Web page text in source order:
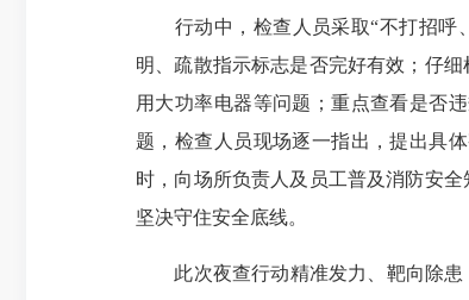
行动中，检查人员采取“不打招呼、
明、疏散指示标志是否完好有效；仔
用大功率电器等问题；重点查看是否
题，检查人员现场逐一指出，提出具
时，向场所负责人及员工普及消防安
坚决守住安全底线。
此次夜查行动精准发力、靶向除患